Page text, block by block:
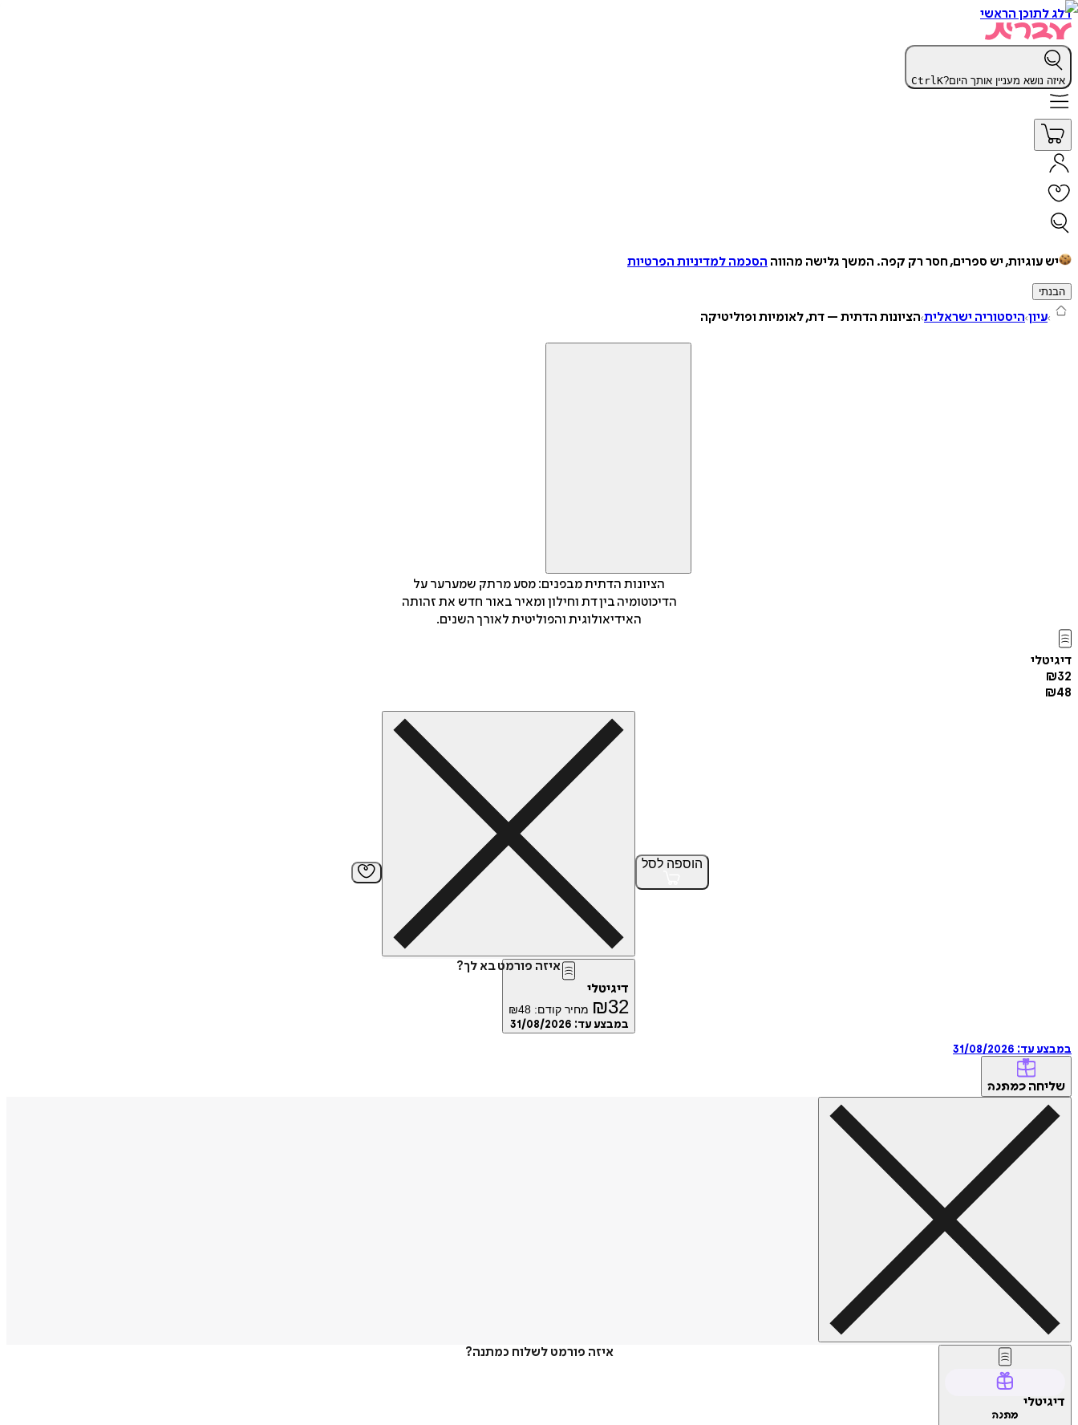
דלג לתוכן הראשי
איזה נושא מעניין אותך היום? CtrlK
יש עוגיות, יש ספרים, חסר רק קפה. המשך גלישה מהווה הסכמה למדיניות הפרטיות
הבנתי
עיון היסטוריה ישראלית הציונות הדתית – דת, לאומיות ופוליטיקה
הציונות הדתית מבפנים: מסע מרתק שמערער על
הדיכוטומיה בין דת וחילון ומאיר באור חדש את זהותה
האידיאולוגית והפוליטית לאורך השנים.
דיגיטלי
₪32
₪48
הוספה לסל
איזה פורמט בא לך?
דיגיטלי
₪32 מחיר קודם: ₪48
במבצע עד: 31/08/2026
במבצע עד: 31/08/2026
שליחה כמתנה
איזה פורמט לשלוח כמתנה?
דיגיטלי
מתנה